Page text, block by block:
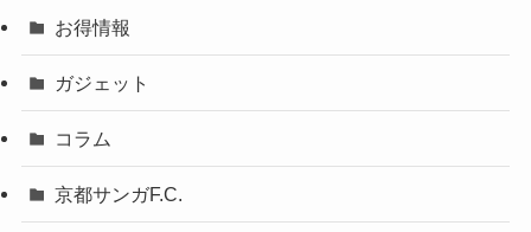
お得情報
ガジェット
コラム
京都サンガF.C.